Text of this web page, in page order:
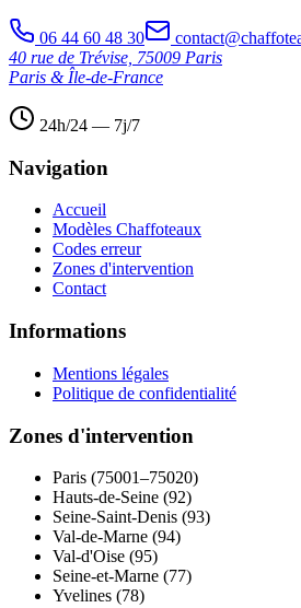
06 44 60 48 30
40 rue de Trévise, 75009 Paris
Paris & Île-de-France
24h/24 — 7j/7
Navigation
Accueil
Modèles Chaffoteaux
Codes erreur
Zones d'intervention
Contact
Informations
Mentions légales
Politique de confidentialité
Zones d'intervention
Paris (75001–75020)
Hauts-de-Seine (92)
Seine-Saint-Denis (93)
Val-de-Marne (94)
Val-d'Oise (95)
Seine-et-Marne (77)
Yvelines (78)